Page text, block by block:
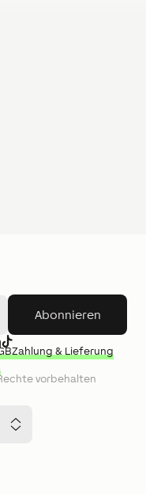
Abonnieren
vorbehalten
Zahlung & Lieferung